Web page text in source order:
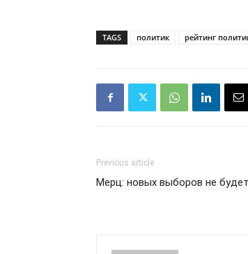
TAGS политик рейтинг
Previous article
Мерц: новых выборов не